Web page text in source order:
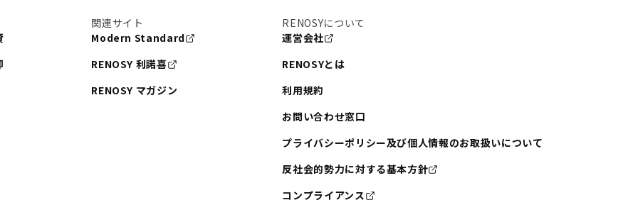
関連サイト
Modern Standard
RENOSY 利諾喜
RENOSY マガジン
RENOSYについて
運営会社
RENOSYとは
利用規約
お問い合わせ窓口
プライバシーポリシー及び個人情報のお取扱いについて
反社会的勢力に対する基本方針
コンプライアンス